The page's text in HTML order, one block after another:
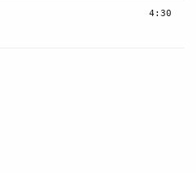
4:30